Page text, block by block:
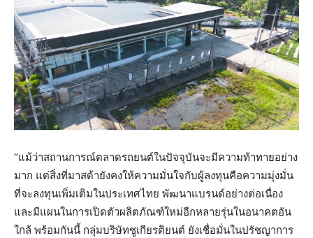
“แม้ว่าสถานการณ์ตลาดรถยนต์ในปัจจุบันจะมีความท้าทายอย่าง
มาก แต่สิ่งที่มาสด้ายังคงให้ความมั่นใจกับผู้ลงทุนคือความมุ่งมั่น
ที่จะลงทุนเพิ่มเติมในประเทศไทย พัฒนาแบรนด์อย่างต่อเนื่อง
และมีแผนในการเปิดตัวผลิตภัณฑ์ใหม่อีกหลายรุ่นในอนาคตอัน
ใกล้ พร้อมกันนี้ กลุ่มบริษัทชูเกียรติยนต์ ยังเชื่อมั่นในปรัชญาการ